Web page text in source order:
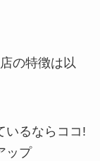
の特徴は以
いるならココ!
ップ